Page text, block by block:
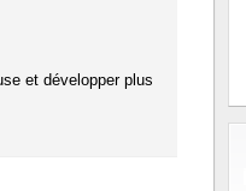
et développer plus